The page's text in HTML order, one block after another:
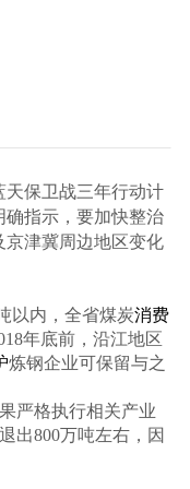
天保卫战三年行动计
确指示，要加快整治
京津冀周边地区变化
以内，全省煤炭消费
年底前，沿江地区
炼钢企业可保留与之
严格执行相关产业
出800万吨左右，因